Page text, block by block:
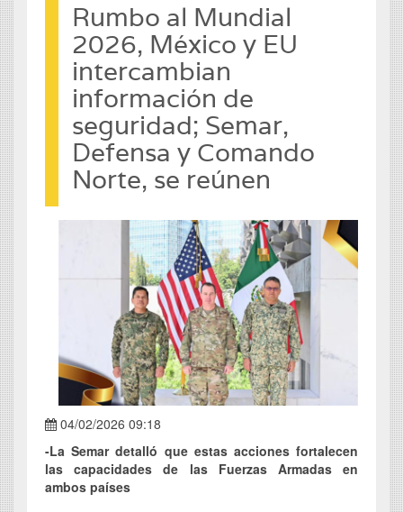
Rumbo al Mundial
2026, México y EU
intercambian
información de
seguridad; Semar,
Defensa y Comando
Norte, se reúnen
04/02/2026 09:18
-La Semar detalló que estas acciones fortalecen
las capacidades de las Fuerzas Armadas en
ambos países